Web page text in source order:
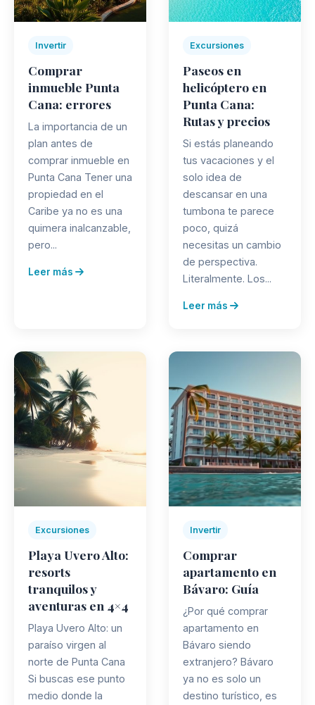
Invertir
Comprar
inmueble Punta
Cana: errores
La importancia de un
plan antes de
comprar inmueble en
Punta Cana Tener una
propiedad en el
Caribe ya no es una
quimera inalcanzable,
pero...
Leer más
Excursiones
Paseos en
helicóptero en
Punta Cana:
Rutas y precios
Si estás planeando
tus vacaciones y el
solo idea de
descansar en una
tumbona te parece
poco, quizá
necesitas un cambio
de perspectiva.
Literalmente. Los...
Leer más
Excursiones
Playa Uvero Alto:
resorts
tranquilos y
aventuras en 4×4
Playa Uvero Alto: un
paraíso virgen al
norte de Punta Cana
Si buscas ese punto
medio donde la
Invertir
Comprar
apartamento en
Bávaro: Guía
¿Por qué comprar
apartamento en
Bávaro siendo
extranjero? Bávaro
ya no es solo un
destino turístico, es